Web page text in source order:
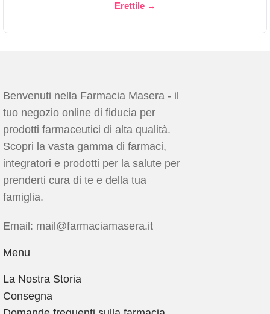
Erettile →
Benvenuti nella Farmacia Masera - il
tuo negozio online di fiducia per
prodotti farmaceutici di alta qualità.
Scopri la vasta gamma di farmaci,
integratori e prodotti per la salute per
prenderti cura di te e della tua
famiglia.
Email: mail@farmaciamasera.it
Menu
La Nostra Storia
Consegna